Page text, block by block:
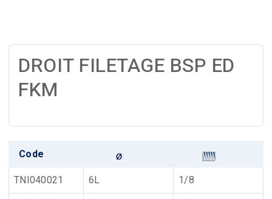
DROIT FILETAGE BSP ED
FKM
Code
TNI040021 6L 1/8